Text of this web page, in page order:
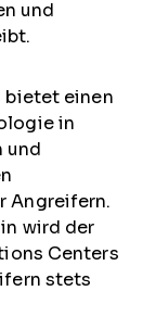
und
bietet einen
in
und
Angreifern.
wird der
Centers
stets